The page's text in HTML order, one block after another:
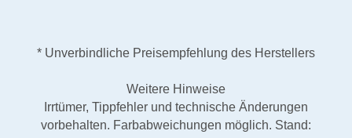
* Unverbindliche Preisempfehlung des Herstellers
Weitere Hinweise
Irrtümer, Tippfehler und technische Änderungen
vorbehalten. Farbabweichungen möglich. Stand: